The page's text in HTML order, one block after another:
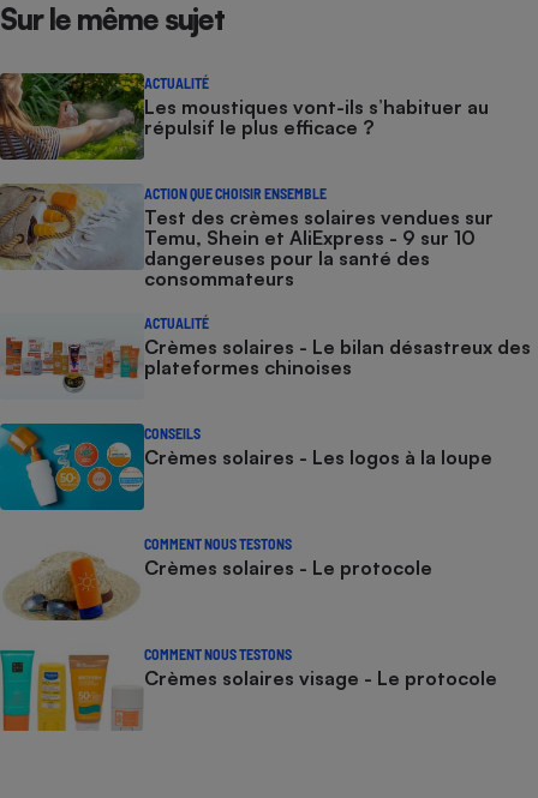
Sur le même sujet
ACTUALITÉ
Les moustiques vont-ils s’habituer au
répulsif le plus efficace ?
ACTION QUE CHOISIR ENSEMBLE
Test des crèmes solaires vendues sur
Temu, Shein et AliExpress - 9 sur 10
dangereuses pour la santé des
consommateurs
ACTUALITÉ
Crèmes solaires - Le bilan désastreux des
plateformes chinoises
CONSEILS
Crèmes solaires - Les logos à la loupe
COMMENT NOUS TESTONS
Crèmes solaires - Le protocole
COMMENT NOUS TESTONS
Crèmes solaires visage - Le protocole
Cafetière à expressos
Robot ménager